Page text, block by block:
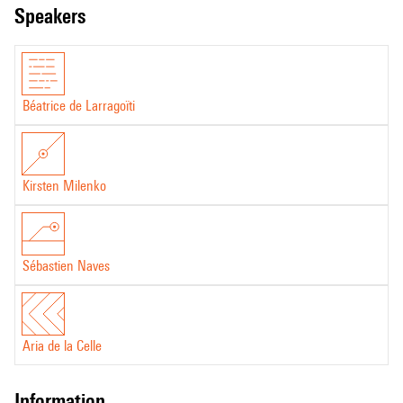
speakers
Béatrice de Larragoïti
Kirsten Milenko
Sébastien Naves
Aria de la Celle